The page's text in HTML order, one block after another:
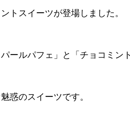
スイーツが登場しました。
ールパフェ」と「チョコミン
惑のスイーツです。